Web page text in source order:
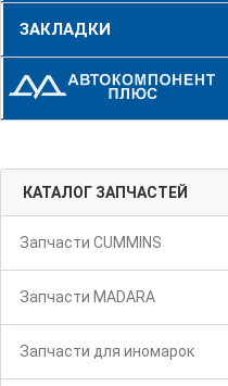
ЗАКЛАДКИ
КАТАЛОГ ЗАПЧАСТЕЙ
Запчасти CUMMINS
Запчасти MADARA
Запчасти для иномарок